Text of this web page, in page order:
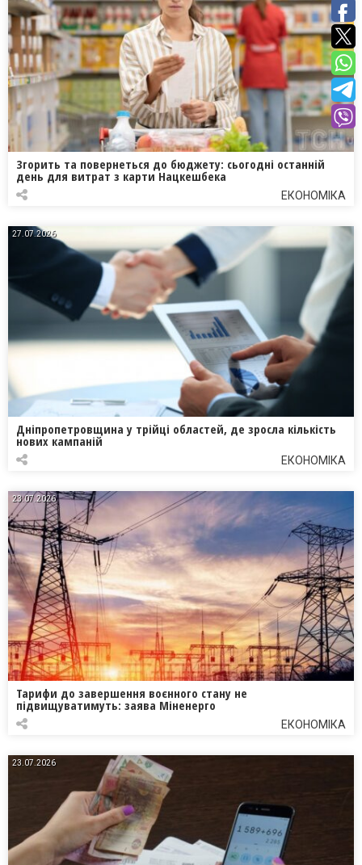
Згорить та повернеться до бюджету: сьогодні останній
день для витрат з карти Нацкешбека
ЕКОНОМІКА
27.07.2026
Дніпропетровщина у трійці областей, де зросла кількість
нових кампаній
ЕКОНОМІКА
23.07.2026
Тарифи до завершення воєнного стану не
підвищуватимуть: заява Міненерго
ЕКОНОМІКА
23.07.2026